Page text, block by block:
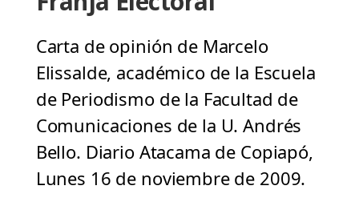
Carta de opinión de Marcelo
Elissalde, académico de la Escuela
de Periodismo de la Facultad de
Comunicaciones de la U. Andrés
Bello. Diario Atacama de Copiapó,
Lunes 16 de noviembre de 2009.